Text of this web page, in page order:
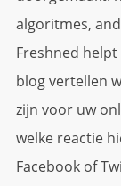
algoritmes,
Freshned
blog vertellen
zijn voor uw
welke reactie
Facebook of